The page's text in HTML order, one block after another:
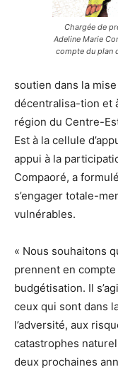
Chargée de
Adeline Marie
compte du plan
soutien dans la
décentralisa-tion et
région du Centre-
Est à la cellule
appui à la
Compaoré, a
s’engager totale-
vulnérables.
« Nous souhaitons
prennent en
budgétisation. Il
ceux qui sont dans
l’adversité, aux
catastrophes
deux prochaines